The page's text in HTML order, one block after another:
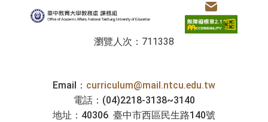
瀏覽人次：711338
電子信箱
Email： curriculum@mail.ntcu.edu.tw
電話：(04)2218-3138~3140
地址：40306 臺中市西區民生路140號